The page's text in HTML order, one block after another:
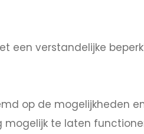
een verstandelijke
op de mogelijkheden
te laten